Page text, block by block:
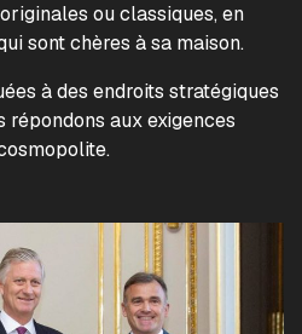
ou classiques, en
sont chères à sa maison.
à des endroits stratégiques
aux exigences